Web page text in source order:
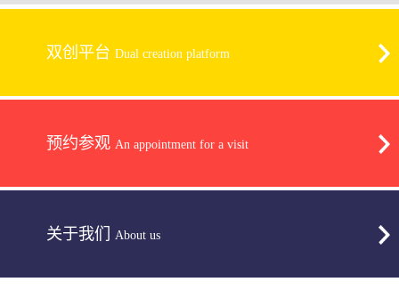
双创平台 Dual creation platform
预约参观 An appointment for a visit
关于我们 About us